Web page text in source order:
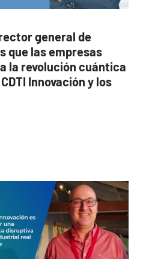
general de
que las empresas
la revolución cuántica
Innovación y los